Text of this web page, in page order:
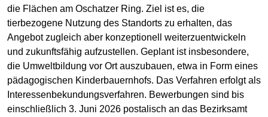
die Flächen am Oschatzer Ring. Ziel ist es, die
tierbezogene Nutzung des Standorts zu erhalten, das
Angebot zugleich aber konzeptionell weiterzuentwickeln
und zukunftsfähig aufzustellen. Geplant ist insbesondere,
die Umweltbildung vor Ort auszubauen, etwa in Form eines
pädagogischen Kinderbauernhofs. Das Verfahren erfolgt als
Interessenbekundungsverfahren. Bewerbungen sind bis
einschließlich 3. Juni 2026 postalisch an das Bezirksamt